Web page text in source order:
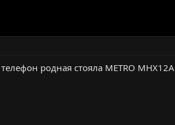
родная стояла METRO MHX12A